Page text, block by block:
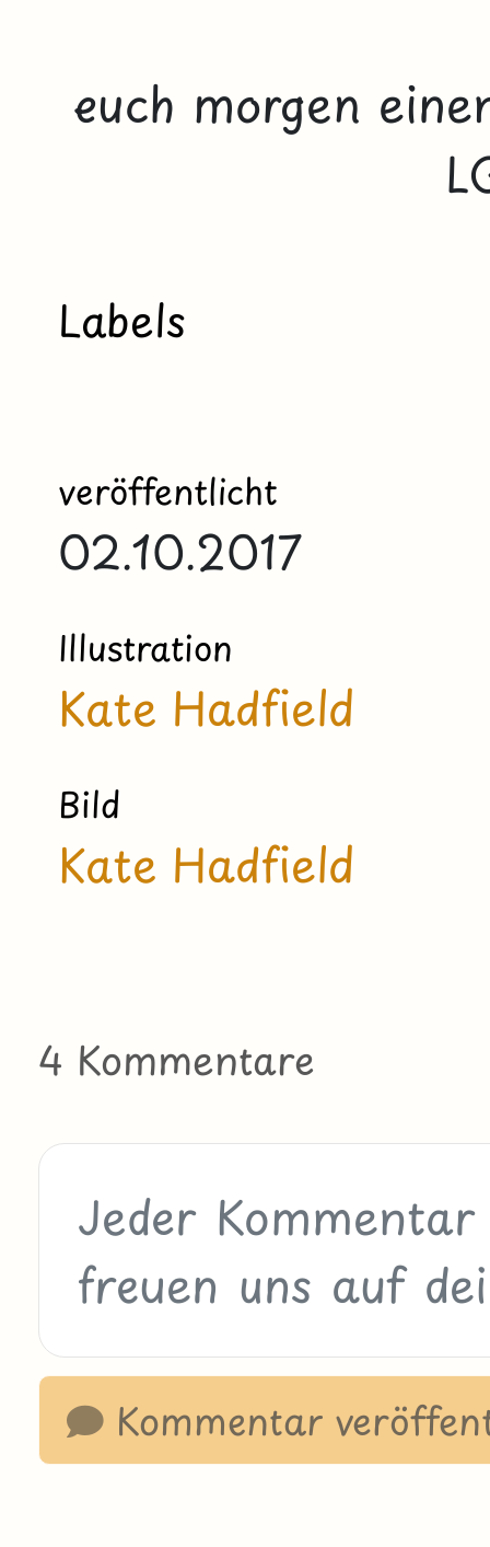
euch morgen
Labels
veröffentlicht
02.10.2017
Illustration
Kate Hadfield
Bild
Kate Hadfield
4 Kommentare
Kommentar